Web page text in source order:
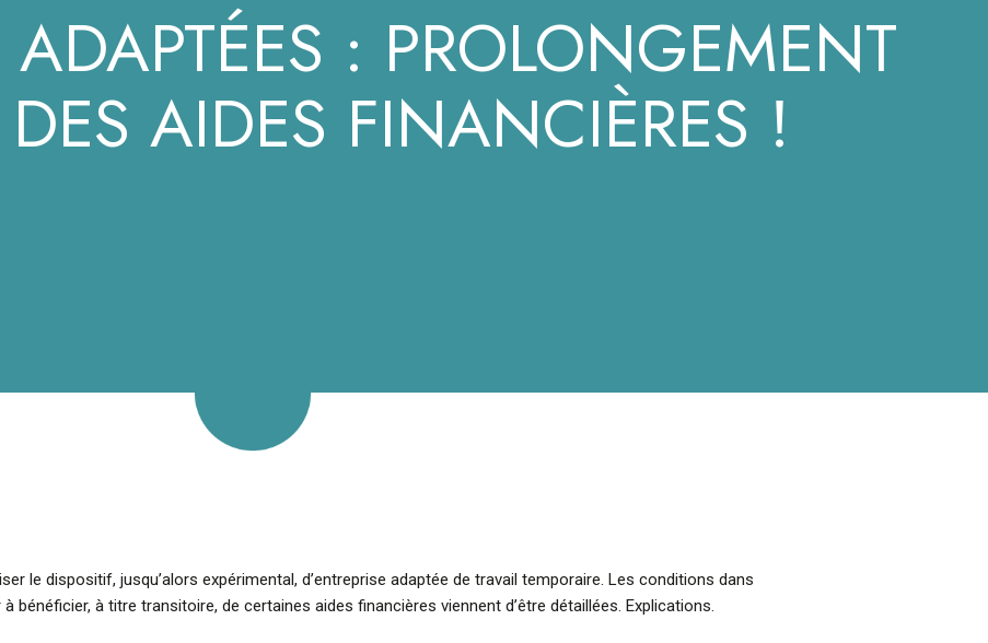
ADAPTÉES : PROLONGEMENT
DES AIDES FINANCIÈRES !
le dispositif, jusqu’alors expérimental, d’entreprise adaptée de travail temporaire. Les conditions dans
bénéficier, à titre transitoire, de certaines aides financières viennent d’être détaillées. Explications.